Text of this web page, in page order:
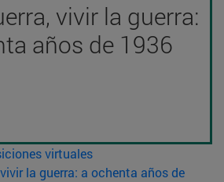
vivir la guerra:
años de 1936
virtuales
la guerra: a ochenta años de